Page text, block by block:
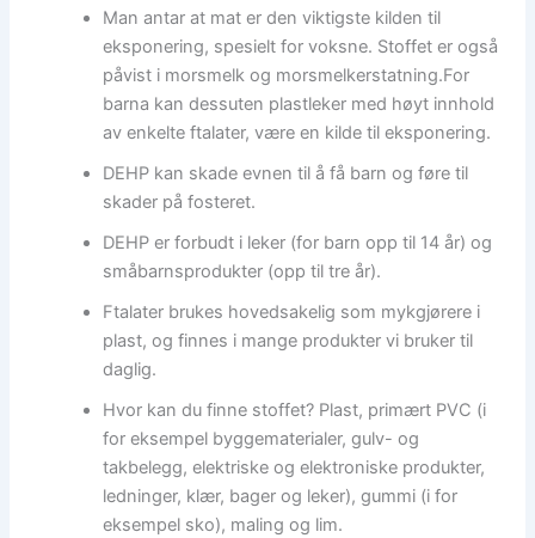
Man antar at mat er den viktigste kilden til
eksponering, spesielt for voksne. Stoffet er også
påvist i morsmelk og morsmelkerstatning.For
barna kan dessuten plastleker med høyt innhold
av enkelte ftalater, være en kilde til eksponering.
DEHP kan skade evnen til å få barn og føre til
skader på fosteret.
DEHP er forbudt i leker (for barn opp til 14 år) og
småbarnsprodukter (opp til tre år).
Ftalater brukes hovedsakelig som mykgjørere i
plast, og finnes i mange produkter vi bruker til
daglig.
Hvor kan du finne stoffet? Plast, primært PVC (i
for eksempel byggematerialer, gulv- og
takbelegg, elektriske og elektroniske produkter,
ledninger, klær, bager og leker), gummi (i for
eksempel sko), maling og lim.